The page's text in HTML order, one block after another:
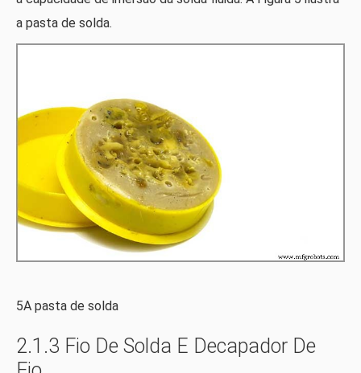
a pasta de solda.
5A pasta de solda
2.1.3 Fio De Solda E Decapador De